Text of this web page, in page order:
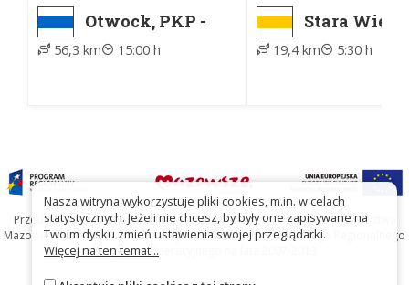
Otwock, PKP -
Garwolin, PKP
56,3 km 15:00 h
Stara Wieś,
Osieck,
19,4 km 5:30 h
Przedsięwzięcie współfinansowane ze środków Samorządu Województwa
Mazowieckiego oraz Unię Europejską w ramach Mazowieckiego Regionalnego
Programu Operacyjnego na lata 2007-2013
Nasza witryna wykorzystuje pliki cookies, m.in. w celach
statystycznych. Jeżeli nie chcesz, by były one zapisywane na
Twoim dysku zmień ustawienia swojej przeglądarki.
Więcej na ten temat...